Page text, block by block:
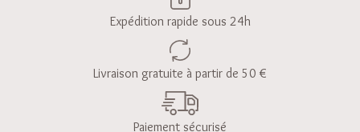
Expédition rapide sous 24h
Livraison gratuite à partir de 50 €
Paiement sécurisé